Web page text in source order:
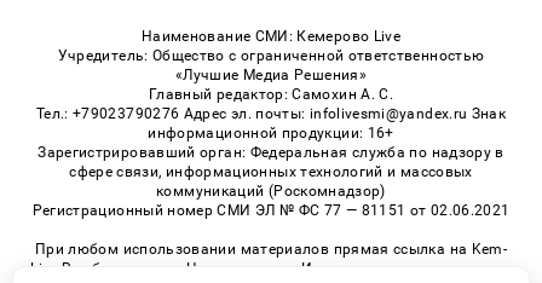
Наименование СМИ: Кемерово Live
Учредитель: Общество с ограниченной ответственностью
«Лучшие Медиа Решения»
Главный редактор: Самохин А. С.
Тел.: +79023790276 Адрес эл. почты: infolivesmi@yandex.ru Знак
информационной продукции: 16+
Зарегистрировавший орган: Федеральная служба по надзору в
сфере связи, информационных технологий и массовых
коммуникаций (Роскомнадзор)
Регистрационный номер СМИ ЭЛ № ФС 77 — 81151 от 02.06.2021
При любом использовании материалов прямая ссылка на Kem-
Live.Ru обязательна. Цитирование в Интернете возможно только